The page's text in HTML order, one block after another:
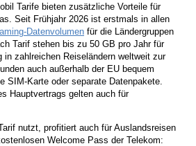
Tarife bieten zusätzliche Vorteile für
Seit Frühjahr 2026 ist erstmals in allen
Datenvolumen für die Ländergruppen
Tarif stehen bis zu 50 GB pro Jahr für
in zahlreichen Reiseländern weltweit zur
auch außerhalb der EU bequem
SIM-Karte oder separate Datenpakete.
Hauptvertrags gelten auch für
nutzt, profitiert auch für Auslandsreisen
Welcome Pass der Telekom: